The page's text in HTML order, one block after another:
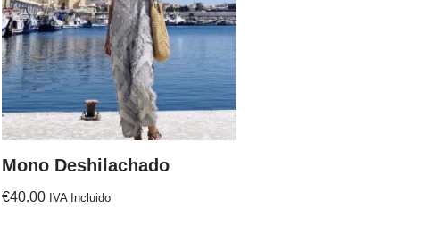
Mono Deshilachado
€40.00 IVA Incluido